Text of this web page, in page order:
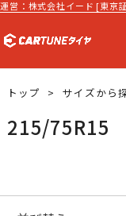
運営：株式会社イード [東京
トップ サイズから
215/75R15